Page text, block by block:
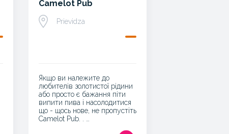
Camelot Pub
Prievidza
Якщо ви належите до
любителів золотистої рідини
або просто є бажання піти
випити пива і насолодитися
що - щось нове, не пропустіть
Camelot Pub. . …